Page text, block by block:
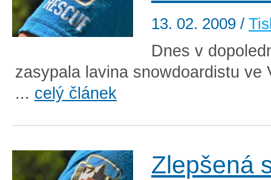
13. 02. 2009 /
Dnes v
zasypala lavina snowdoardistu ve
... celý článek
Zlepšená